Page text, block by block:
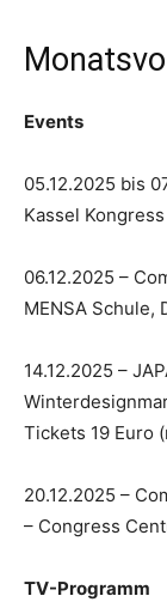
Events
05.12.2025 bis
Kassel
06.12.2025 –
MENSA Schule,
14.12.2025 –
Tickets 19 Euro
20.12.2025 –
– Congress
TV-Programm